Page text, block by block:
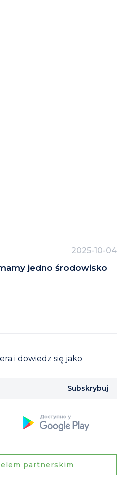
2025-10-04
jedno środowisko
i dowiedz się jako
Subskrybuj
partnerskim